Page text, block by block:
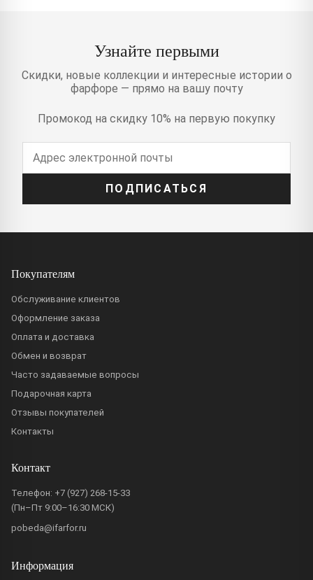
Узнайте первыми
Скидки, новые коллекции и интересные истории о
фарфоре — прямо на вашу почту
Промокод на скидку 10% на первую покупку
ПОДПИСАТЬСЯ
Покупателям
Обслуживание клиентов
Оформление заказа
Оплата и доставка
Обмен и возврат
Часто задаваемые вопросы
Подарочная карта
Отзывы покупателей
Контакты
Контакт
Телефон: +7 (927) 268-15-33
(Пн–Пт 9:00–16:30 МСК)
pobeda@ifarfor.ru
Информация